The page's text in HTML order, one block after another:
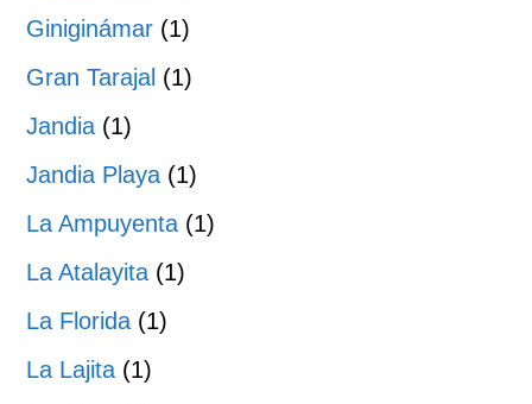
Giniginámar (1)
Gran Tarajal (1)
Jandia (1)
Jandia Playa (1)
La Ampuyenta (1)
La Atalayita (1)
La Florida (1)
La Lajita (1)